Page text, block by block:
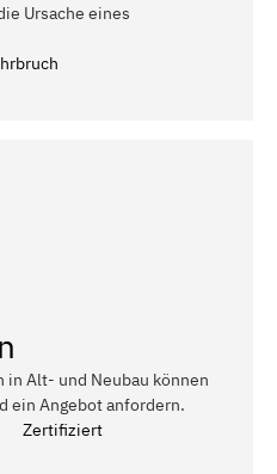
Ursache eines
Alt- und Neubau können
ein Angebot anfordern.
Zertifiziert